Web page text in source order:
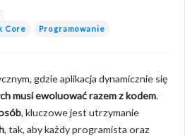
Core Programowanie
gdzie aplikacja dynamicznie się
musi ewoluować razem z kodem.
, kluczowe jest utrzymanie
, tak, aby każdy programista oraz